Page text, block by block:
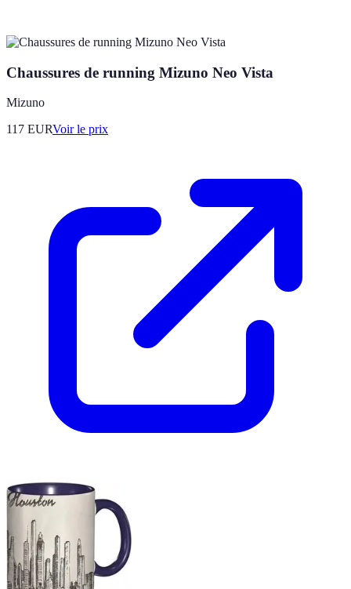
Chaussures de running Mizuno Neo Vista
Mizuno
117 EURVoir le prix